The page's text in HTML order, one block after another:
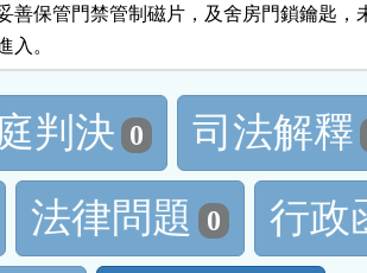
善保管門禁管制磁片，及舍房門鎖鑰匙，
入。
判決 0
司法解釋
法律問題 0
行政